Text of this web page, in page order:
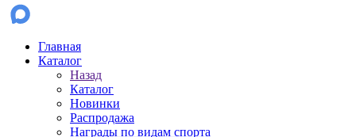
Главная
Каталог
Назад
Каталог
Новинки
Распродажа
Награды по видам спорта